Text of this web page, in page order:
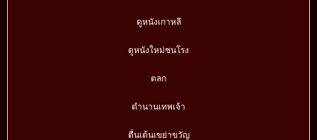
ดูหนังเกาหลี
ดูหนังใหม่ชนโรง
ตลก
ตำนานเทพเจ้า
ตื่นเต้นเขย่าขวัญ